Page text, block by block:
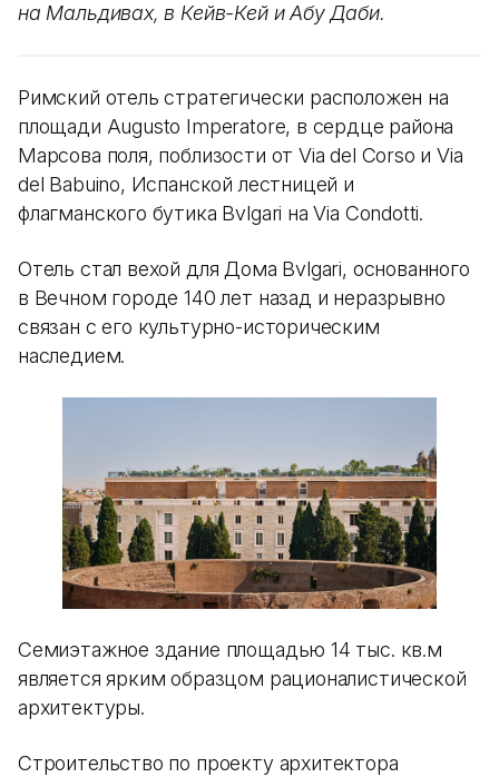
на Мальдивах, в Кейв-Кей и Абу Даби.
Римский отель стратегически расположен на
площади Augusto Imperatore, в сердце района
Марсова поля, поблизости от Via del Corso и Via
del Babuino, Испанской лестницей и
флагманского бутика Bvlgari на Via Condotti.
Отель стал вехой для Дома Bvlgari, основанного
в Вечном городе 140 лет назад и неразрывно
связан с его культурно-историческим
наследием.
Семиэтажное здание площадью 14 тыс. кв.м
является ярким образцом рационалистической
архитектуры.
Строительство по проекту архитектора